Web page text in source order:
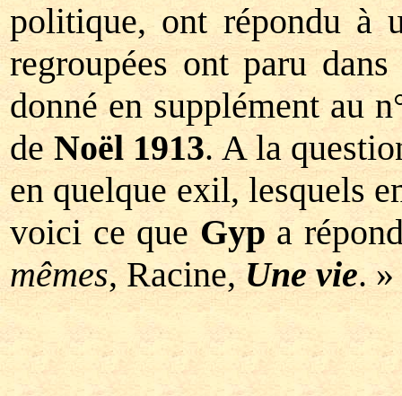
politique, ont répondu à
regroupées ont paru
donné en supplément au
de Noël 1913. A la
en quelque exil, lesquels
voici ce que Gyp a
mêmes, Racine,Une vie. »